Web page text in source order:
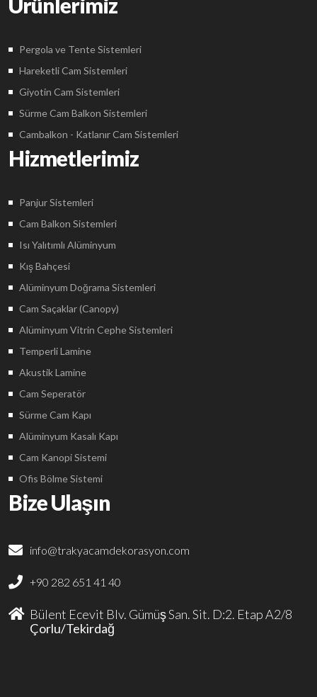
Pergola ve Tente Sistemleri
Hareketli Cam Sistemleri
Giyotin Cam Sistemleri
Sürme Cam Balkon Sistemleri
Cambalkon - Katlanır Cam Sistemleri
Hizmetlerimiz
Panjur Sistemleri
Cam Balkon Sistemleri
Isı Yalıtımlı Alüminyum
Kış Bahçesi
Alüminyum Doğrama Sistemleri
Cam Saçaklar (Canopy)
Alüminyum Vitrin Cephe Sistemleri
Temperli Lamine
Akustik Lamine
Cam Seperatör
Sürme Cam Kapı
Alüminyum Kasalı Kapı
Cam Kanopi Sistemi
Ofis Bölme Sistemi
Bize Ulaşın
info@trakyacamdekorasyon.com
+90 282 651 41 40
Bülent Ecevit Blv. Gümüş San. Sit. D:2. Etap A2/8
Çorlu/Tekirdağ